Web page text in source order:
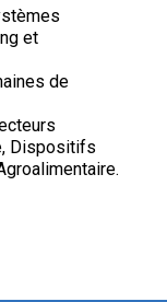
et
de
Dispositifs